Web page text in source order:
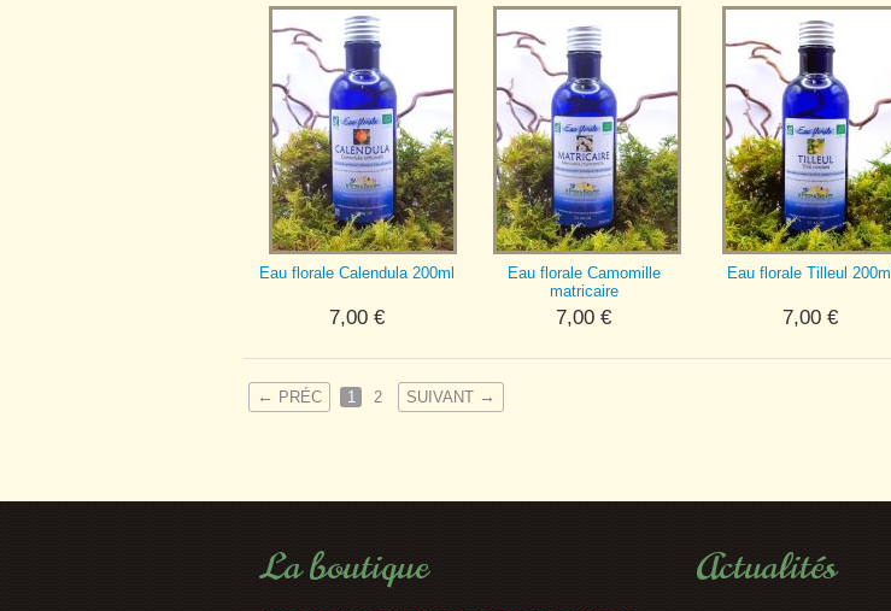
Eau florale Calendula 200ml
7,00 €
Eau florale Camomille
matricaire
7,00 €
Eau florale Tilleul 200ml
7,00 €
← PRÉC 1 2 SUIVANT →
La boutique Actualités